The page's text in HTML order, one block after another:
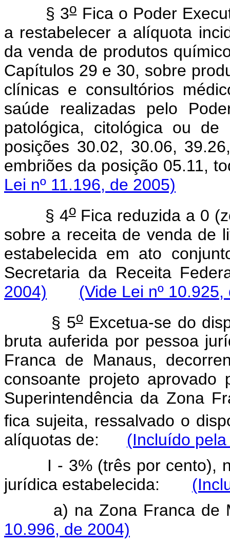
§ 3oFica o Poder
a restabelecer a alíquota
da venda de produtos
Capítulos 29 e 30, sobre
clínicas e consultórios
saúde realizadas pelo
patológica, citológica ou de
posições 30.02, 30.06,
embriões da posição 05.11,
Lei nº 11.196, de 2005)
§ 4oFica reduzida a 0
sobre a receita de venda de
estabelecida em ato
Secretaria da Receita
2004)
(Vide Lei nº
§ 5oExcetua-se do
bruta auferida por pessoa
Franca de Manaus,
consoante projeto aprovado
Superintendência da Zona
fica sujeita, ressalvado o
alíquotas de: (Incluído
I - 3% (três por cento), no
jurídica estabelecida:
a) na Zona Franca
10.996, de 2004)